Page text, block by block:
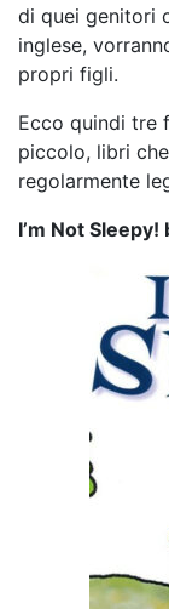
di quei genitori
inglese,
propri figli.
Ecco quindi tre
piccolo, libri
regolarmente
I’m Not